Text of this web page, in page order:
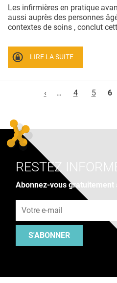
Les infirmières en pratique
aussi auprès des personnes
contextes de soins , conclut
LIRE LA SUITE
‹
… 4 5 6
RESTEZ
Abonnez-vous gratuitement
S'ABONNER